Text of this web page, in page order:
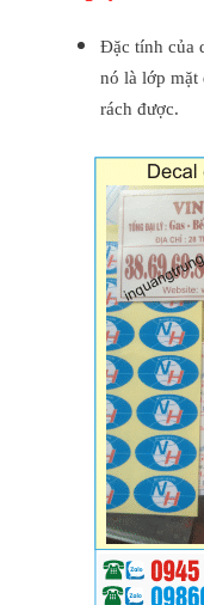
Đặc tính của
nó là lớp mặt
rách được.